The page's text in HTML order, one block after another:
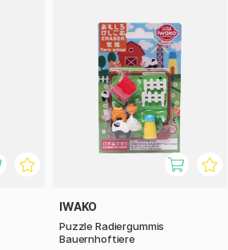
IWAKO
Puzzle Radiergummis
Bauernhoftiere